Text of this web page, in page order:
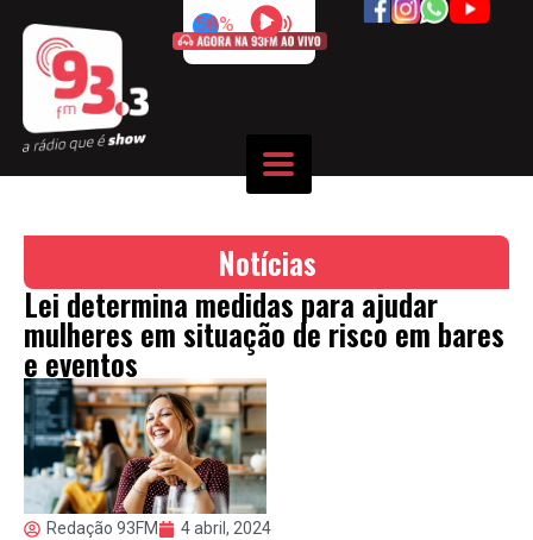
50%
Notícias
Lei determina medidas para ajudar
mulheres em situação de risco em bares
e eventos
Redação 93FM 4 abril, 2024